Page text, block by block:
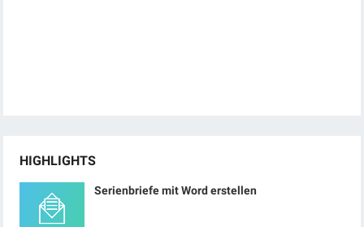
HIGHLIGHTS
Serienbriefe mit Word erstellen